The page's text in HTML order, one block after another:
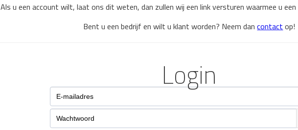
Als u een account wilt, laat ons dit weten, dan zullen wij een link versturen waarmee u
Bent u een bedrijf en wilt u klant worden? Neem dancontact op!
Login